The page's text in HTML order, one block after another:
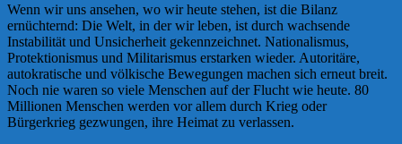
Wenn wir uns ansehen, wo wir heute stehen, ist die Bilanz
ernüchternd: Die Welt, in der wir leben, ist durch wachsende
Instabilität und Unsicherheit gekennzeichnet. Nationalismus,
Protektionismus und Militarismus erstarken wieder. Autoritäre,
autokratische und völkische Bewegungen machen sich erneut breit.
Noch nie waren so viele Menschen auf der Flucht wie heute. 80
Millionen Menschen werden vor allem durch Krieg oder
Bürgerkrieg gezwungen, ihre Heimat zu verlassen.